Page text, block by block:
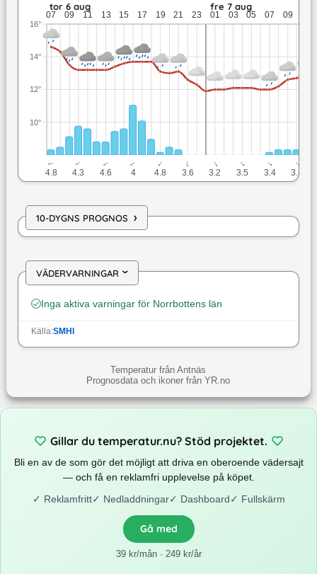
tor 6 aug fre 7 aug
07 09 11 13 15 17 19 21 23 01 03 05 07 09
10°
12°
14°
16°
↓
4.8
↓
4.3
↓
4.6
↓
4
↓
4.8
↓
3.6
↓
3.2
↓
3.5
↓
3.4
↓
3.8
10-DYGNS PROGNOS ›
VÄDERVARNINGAR›
Inga aktiva varningar för Norrbottens län
Källa:SMHI
Temperatur från Antnäs
Prognosdata och ikoner från YR.no
Gillar du temperatur.nu? Stöd projektet.
Bli en av de som gör det möjligt att driva en oberoende vädersajt
— och få en reklamfri upplevelse på köpet.
✓ Reklamfritt✓ Nedladdningar✓ Dashboard✓ Fullskärm
Gå med
39 kr/mån · 249 kr/år